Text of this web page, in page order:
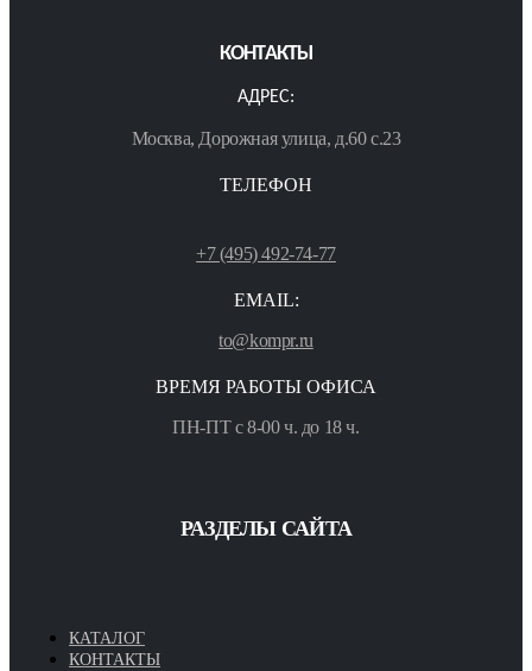
КОНТАКТЫ
АДРЕС:
Москва, Дорожная улица, д.60 с.23
ТЕЛЕФОН
+7 (495) 492-74-77
EMAIL:
to@kompr.ru
ВРЕМЯ РАБОТЫ ОФИСА
ПН-ПТ с 8-00 ч. до 18 ч.
РАЗДЕЛЫ САЙТА
КАТАЛОГ
КОНТАКТЫ